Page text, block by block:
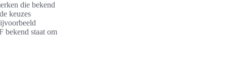
die bekend
keuzes
bekend staat om